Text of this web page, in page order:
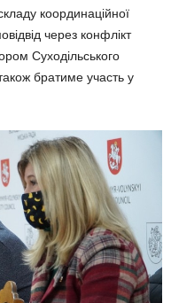
координаційної
через конфлікт
Суходільського
братиме участь у